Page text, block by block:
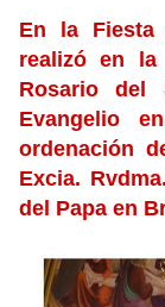
En la Fiesta
realizó en la
Rosario del
Evangelio
ordenación
Excia.
del Papa en